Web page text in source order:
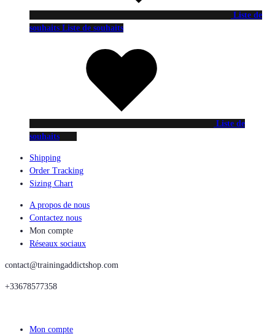
Liste de
souhaits Liste de souhaits
Liste de
souhaits
Shipping
Order Tracking
Sizing Chart
A propos de nous
Contactez nous
Mon compte
Réseaux sociaux
contact@trainingaddictshop.com
+33678577358
Mon compte